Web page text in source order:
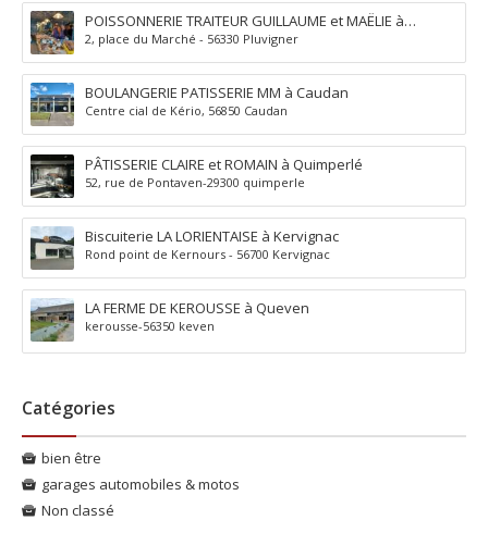
POISSONNERIE TRAITEUR GUILLAUME et MAËLIE à
Pluvigner
2, place du Marché - 56330 Pluvigner
BOULANGERIE PATISSERIE MM à Caudan
Centre cial de Kério, 56850 Caudan
PÂTISSERIE CLAIRE et ROMAIN à Quimperlé
52, rue de Pontaven-29300 quimperle
Biscuiterie LA LORIENTAISE à Kervignac
Rond point de Kernours - 56700 Kervignac
LA FERME DE KEROUSSE à Queven
kerousse-56350 keven
Catégories
bien être
garages automobiles & motos
Non classé